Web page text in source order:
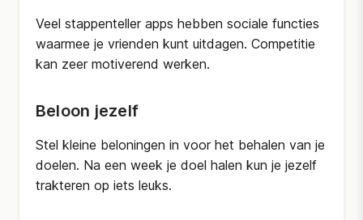
Veel stappenteller apps hebben sociale functies
waarmee je vrienden kunt uitdagen. Competitie
kan zeer motiverend werken.
Beloon jezelf
Stel kleine beloningen in voor het behalen van je
doelen. Na een week je doel halen kun je jezelf
trakteren op iets leuks.